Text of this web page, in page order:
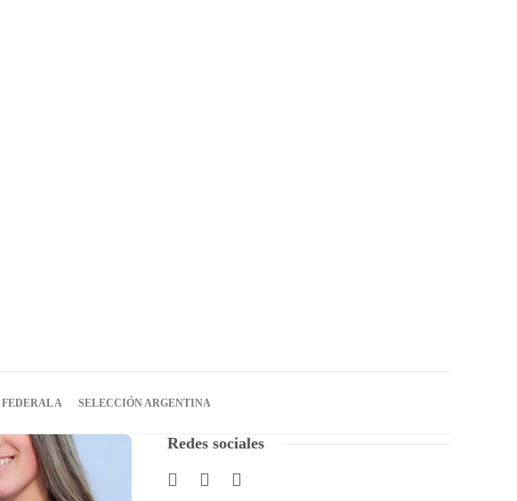
FEDERAL A SELECCIÓN ARGENTINA
Redes sociales